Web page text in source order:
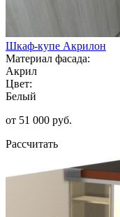
Шкаф-купе Акрилон
Материал фасада:
Акрил
Цвет:
Белый
от 51 000 руб.
Рассчитать